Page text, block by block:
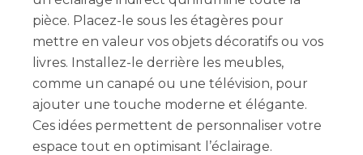
pièce. Placez-le sous les étagères pour
mettre en valeur vos objets décoratifs ou vos
livres. Installez-le derrière les meubles,
comme un canapé ou une télévision, pour
ajouter une touche moderne et élégante.
Ces idées permettent de personnaliser votre
espace tout en optimisant l’éclairage.